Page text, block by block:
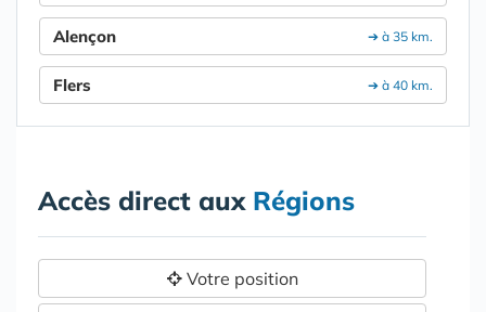
➔ à 35 km.
Alençon
➔ à 40 km.
Flers
Accès direct aux Régions
Votre position